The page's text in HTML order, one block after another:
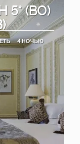
5* (BO)
4 НОЧЬЮ